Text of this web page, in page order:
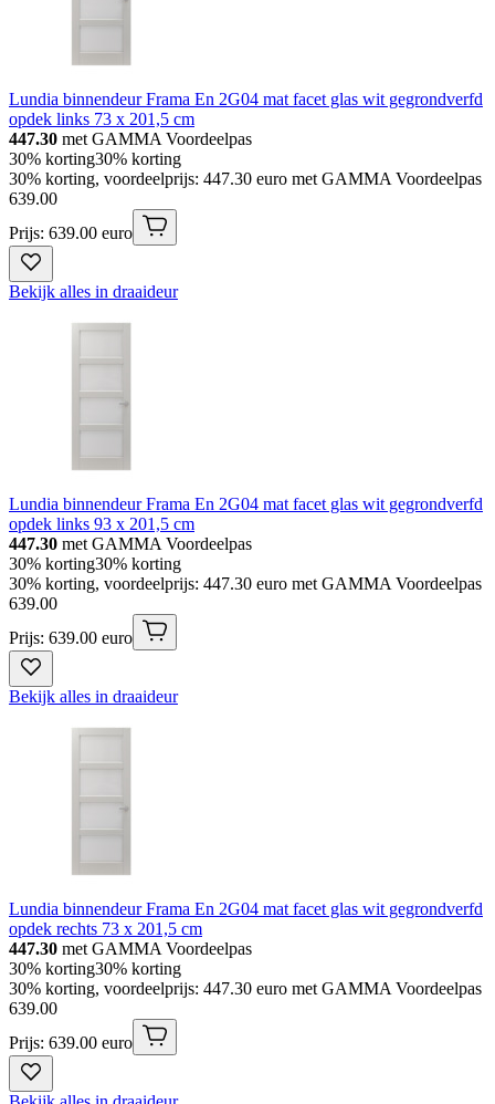
Lundia binnendeur Frama En 2G04 mat facet glas wit gegrondverfd
opdek links 73 x 201,5 cm
447.30 met GAMMA Voordeelpas
30% korting30% korting
30% korting, voordeelprijs: 447.30 euro met GAMMA Voordeelpas
639.00
Prijs: 639.00 euro
Bekijk alles in draaideur
Lundia binnendeur Frama En 2G04 mat facet glas wit gegrondverfd
opdek links 93 x 201,5 cm
447.30 met GAMMA Voordeelpas
30% korting30% korting
30% korting, voordeelprijs: 447.30 euro met GAMMA Voordeelpas
639.00
Prijs: 639.00 euro
Bekijk alles in draaideur
Lundia binnendeur Frama En 2G04 mat facet glas wit gegrondverfd
opdek rechts 73 x 201,5 cm
447.30 met GAMMA Voordeelpas
30% korting30% korting
30% korting, voordeelprijs: 447.30 euro met GAMMA Voordeelpas
639.00
Prijs: 639.00 euro